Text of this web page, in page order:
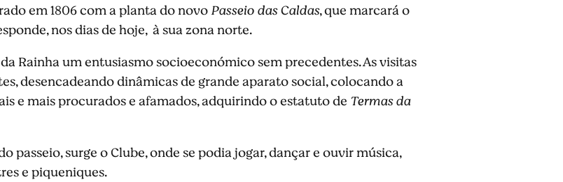
em 1806 com a planta do novoPasseio das Caldas, que marcará o
nos dias de hoje, à sua zona norte.
Rainha um entusiasmo socioeconómico sem precedentes. As visitas
desencadeando dinâmicas de grande aparato social, colocando a
e mais procurados e afamados, adquirindo o estatuto de Termas da
passeio, surge o Clube, onde se podia jogar, dançar e ouvir música,
e piqueniques.